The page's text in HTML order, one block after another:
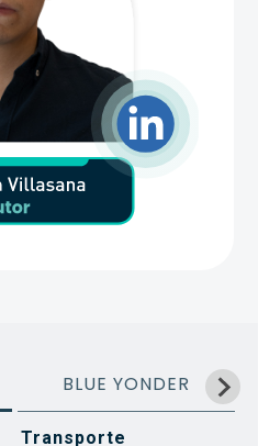
BLUE YONDER
Transporte